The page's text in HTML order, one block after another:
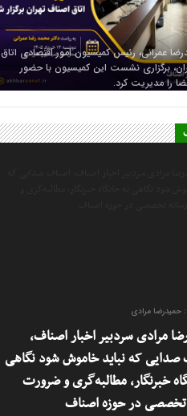
عمرانی، رئیس کمیسیون امور اقتصادی اتاق
برگزاری نشست این کمیسیون با حضور
را مدیریت کرد.
حمیدرضا مرادی
مرادی سردبیر اخبار اصناف،
صدایی که نباید خاموش شود نگاهی
خبرنگار، مطالبه‌گری و ضرورت
تخصصی در حوزه اصناف